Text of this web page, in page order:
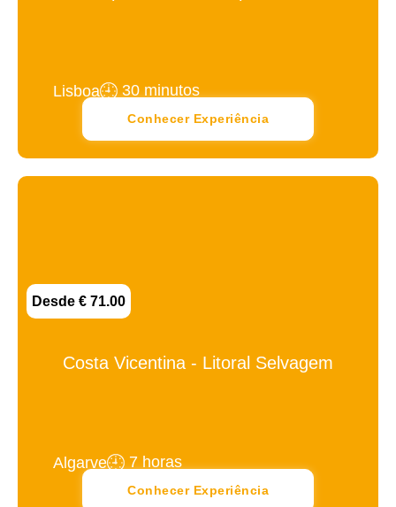
Lisboa 30 minutos
Conhecer Experiência
Desde € 71.00
Costa Vicentina - Litoral Selvagem
Algarve 7 horas
Conhecer Experiência